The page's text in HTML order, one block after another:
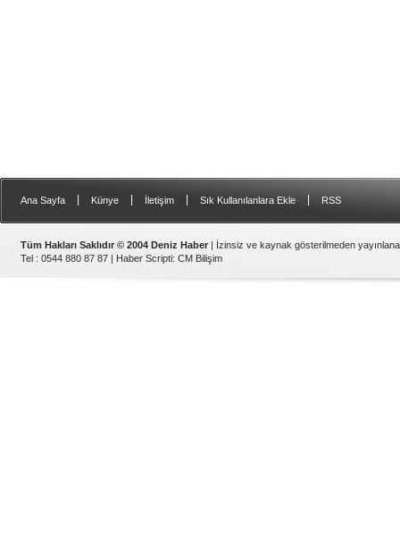
Ana Sayfa Künye İletişim Sık Kullanılanlara Ekle RSS
Tüm Hakları Saklıdır © 2004 Deniz Haber | İzinsiz ve kaynak gösterilmeden
Tel : 0544 880 87 87 | Haber Scripti: CM Bilişim